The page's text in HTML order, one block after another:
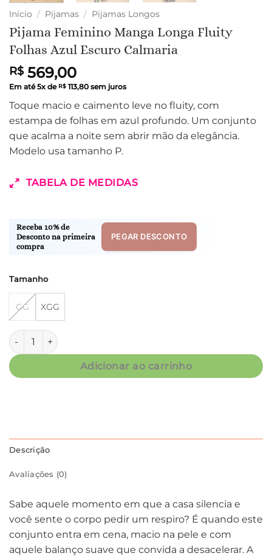
Início / Pijamas / Pijamas Longos
Pijama Feminino Manga Longa Fluity
Folhas Azul Escuro Calmaria
R$569,00
Em até5x de R$ 113,80 sem juros
Toque macio e caimento leve no fluity, com
estampa de folhas em azul profundo. Um conjunto
que acalma a noite sem abrir mão da elegância.
Modelo usa tamanho P.
TABELA DE MEDIDAS
Receba 10% de
Desconto na primeira
compra
PEGAR DESCONTO
Tamanho
GG XGG
Pijama Feminino Manga Longa Fluity Folhas Azul Escuro
Adicionar ao carrinho
Descrição
Avaliações (0)
Sabe aquele momento em que a casa silencia e
você sente o corpo pedir um respiro? É quando este
conjunto entra em cena, macio na pele e com
aquele balanço suave que convida a desacelerar. A